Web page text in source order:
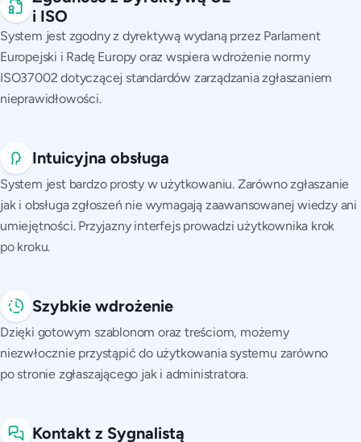
i ISO
System jest zgodny z dyrektywą wydaną przez Parlament
Europejski i Radę Europy oraz wspiera wdrożenie normy
ISO37002 dotyczącej standardów zarządzania zgłaszaniem
nieprawidłowości.
Intuicyjna obsługa
System jest bardzo prosty w użytkowaniu. Zarówno zgłaszanie
jak i obsługa zgłoszeń nie wymagają zaawansowanej wiedzy ani
umiejętności. Przyjazny interfejs prowadzi użytkownika krok
po kroku.
Szybkie wdrożenie
Dzięki gotowym szablonom oraz treściom, możemy
niezwłocznie przystąpić do użytkowania systemu zarówno
po stronie zgłaszającego jak i administratora.
Kontakt z Sygnalistą